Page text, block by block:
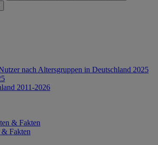
nach Altersgruppen in Deutschland 2025
2011-2026
& Fakten
& Fakten